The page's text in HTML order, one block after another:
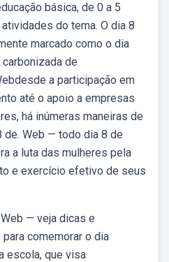
básica, de 0 a 5
do tema. O dia 8
marcado como o dia
de
a participação em
até o apoio a empresas
há inúmeras maneiras de
de. Web — todo dia 8 de
a luta das mulheres pela
e exercício efetivo de seus
— veja dicas e
comemorar o dia
escola, que visa